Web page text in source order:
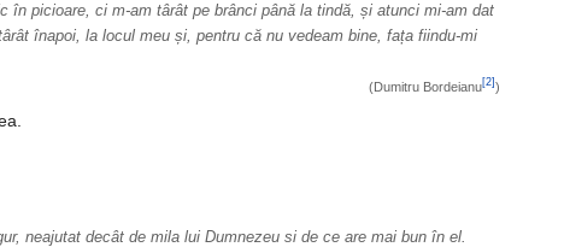
picioare, ci m-am târât pe brânci până la tindă, și atunci mi-am dat
înapoi, la locul meu și, pentru că nu vedeam bine, fața fiindu-mi
(Dumitru Bordeianu [2])
neajutat decât de mila lui Dumnezeu si de ce are mai bun în el.